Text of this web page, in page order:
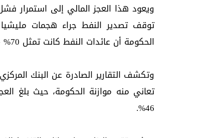
ويعود هذا العجز المالي إلى استمرار
الحكومة أن عائدات النفط كانت تمثل 70% من الإيرادات العامة.
وتكشف التقارير الصادرة عن البنك
46%.